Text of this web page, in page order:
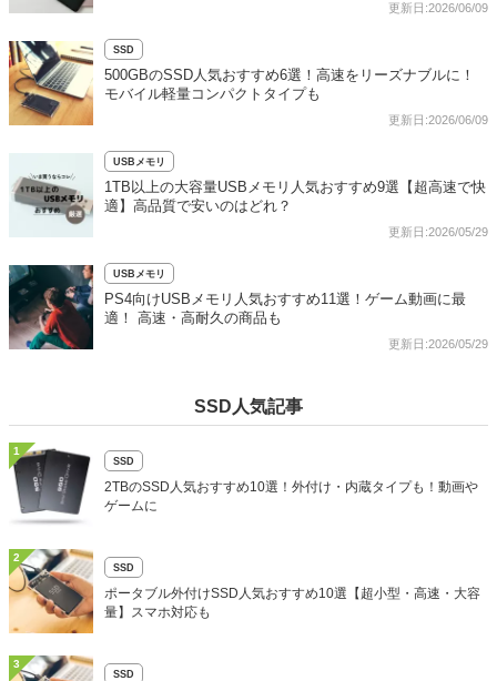
更新日:2026/06/09
SSD
500GBのSSD人気おすすめ6選！高速をリーズナブルに！
モバイル軽量コンパクトタイプも
更新日:2026/06/09
USBメモリ
1TB以上の大容量USBメモリ人気おすすめ9選【超高速で快
適】高品質で安いのはどれ？
更新日:2026/05/29
USBメモリ
PS4向けUSBメモリ人気おすすめ11選！ゲーム動画に最
適！ 高速・高耐久の商品も
更新日:2026/05/29
SSD人気記事
1
SSD
2TBのSSD人気おすすめ10選！外付け・内蔵タイプも！動画や
ゲームに
2
SSD
ポータブル外付けSSD人気おすすめ10選【超小型・高速・大容
量】スマホ対応も
3
SSD